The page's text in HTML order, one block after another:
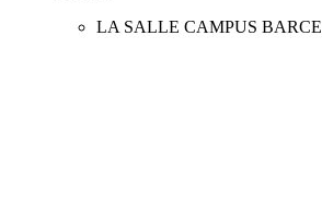
LA SALLE CAMPUS